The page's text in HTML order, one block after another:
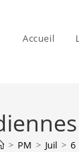
Accueil
> PM > Juil > 6